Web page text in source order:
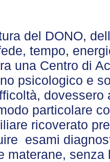
del DONO,
fede, tempo,
una Centro di
psicologico e
particolare
ricoverato
esami
materane,